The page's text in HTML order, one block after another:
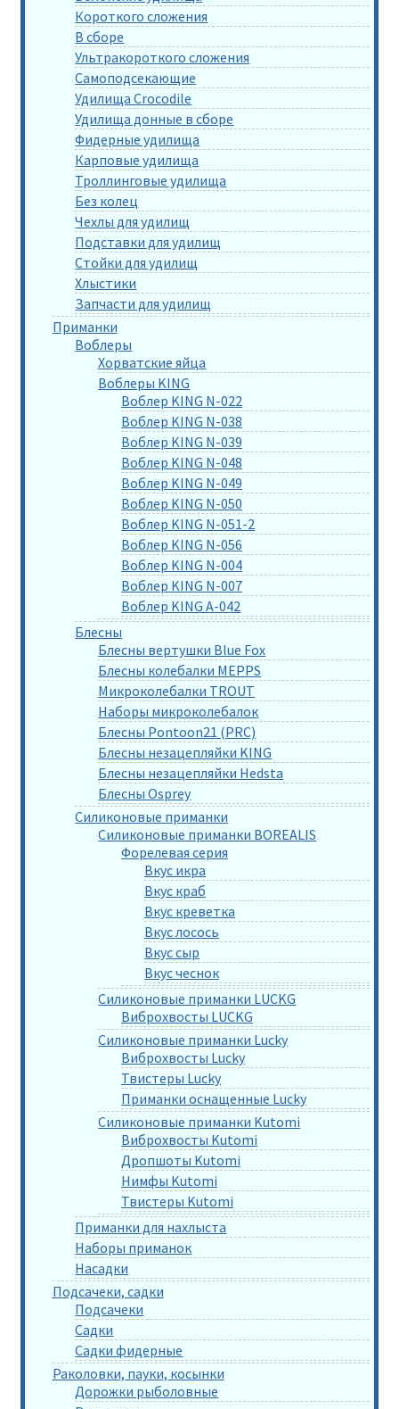
Короткого сложения
В сборе
Ультракороткого сложения
Самоподсекающие
Удилища Crocodile
Удилища донные в сборе
Фидерные удилища
Карповые удилища
Троллинговые удилища
Без колец
Чехлы для удилищ
Подставки для удилищ
Стойки для удилищ
Хлыстики
Запчасти для удилищ
Приманки
Воблеры
Хорватские яйца
Воблеры KING
Воблер KING N-022
Воблер KING N-038
Воблер KING N-039
Воблер KING N-048
Воблер KING N-049
Воблер KING N-050
Воблер KING N-051-2
Воблер KING N-056
Воблер KING N-004
Воблер KING N-007
Воблер KING A-042
Блесны
Блесны вертушки Blue Fox
Блесны колебалки MEPPS
Микроколебалки TROUT
Наборы микроколебалок
Блесны Pontoon21 (PRC)
Блесны незацепляйки KING
Блесны незацепляйки Hedsta
Блесны Osprey
Силиконовые приманки
Силиконовые приманки BOREALIS
Форелевая серия
Вкус икра
Вкус краб
Вкус креветка
Вкус лосось
Вкус сыр
Вкус чеснок
Силиконовые приманки LUCKG
Виброхвосты LUCKG
Силиконовые приманки Lucky
Виброхвосты Lucky
Твистеры Lucky
Приманки оснащенные Lucky
Силиконовые приманки Kutomi
Виброхвосты Kutomi
Дропшоты Kutomi
Нимфы Kutomi
Твистеры Kutomi
Приманки для нахлыста
Наборы приманок
Насадки
Подсачеки, садки
Подсачеки
Садки
Садки фидерные
Раколовки, пауки, косынки
Дорожки рыболовные